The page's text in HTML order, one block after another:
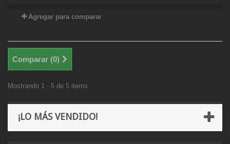
Agregar para comparar
Comparar (0)
Mostrando 1 - 5 de 5 items
¡LO MÁS VENDIDO!